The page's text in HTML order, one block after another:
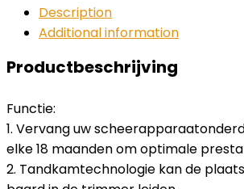
Description
Additional information
Productbeschrijving
Functie:
1. Vervang uw
elke 18 maanden om optimale
2. Tandkamtechnologie kan de